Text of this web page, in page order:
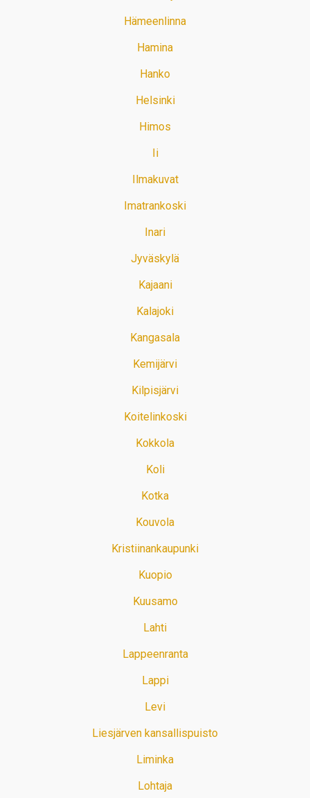
Hämeenlinna
Hamina
Hanko
Helsinki
Himos
Ii
Ilmakuvat
Imatrankoski
Inari
Jyväskylä
Kajaani
Kalajoki
Kangasala
Kemijärvi
Kilpisjärvi
Koitelinkoski
Kokkola
Koli
Kotka
Kouvola
Kristiinankaupunki
Kuopio
Kuusamo
Lahti
Lappeenranta
Lappi
Levi
Liesjärven kansallispuisto
Liminka
Lohtaja